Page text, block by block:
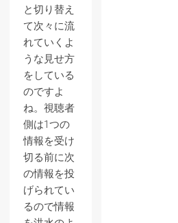
と切り替え
て次々に流
れていくよ
うな見せ方
をしている
のですよ
ね。視聴者
側は1つの
情報を受け
切る前に次
の情報を投
げられてい
るので情報